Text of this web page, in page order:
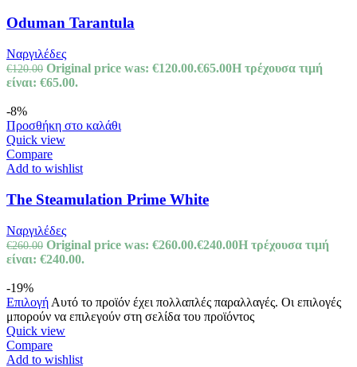
Oduman Tarantula
Ναργιλέδες
€120.00 Original price was: €120.00.€65.00Η τρέχουσα τιμή
είναι: €65.00.
-8%
Προσθήκη στο καλάθι
Quick view
Compare
Add to wishlist
The Steamulation Prime White
Ναργιλέδες
€260.00 Original price was: €260.00.€240.00Η τρέχουσα τιμή
είναι: €240.00.
-19%
Επιλογή Αυτό το προϊόν έχει πολλαπλές παραλλαγές. Οι επιλογές
μπορούν να επιλεγούν στη σελίδα του προϊόντος
Quick view
Compare
Add to wishlist